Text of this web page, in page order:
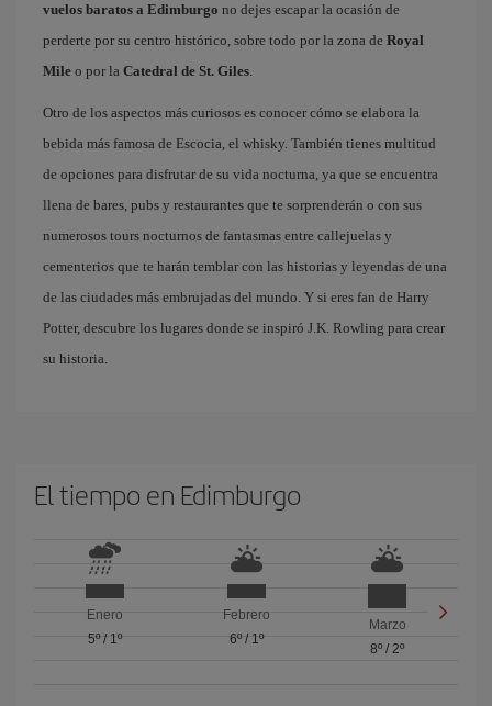
vuelos baratos a Edimburgo no dejes escapar la ocasión de
perderte por su centro histórico, sobre todo por la zona de Royal
Mile o por la Catedral de St. Giles.
Otro de los aspectos más curiosos es conocer cómo se elabora la
bebida más famosa de Escocia, el whisky. También tienes multitud
de opciones para disfrutar de su vida nocturna, ya que se encuentra
llena de bares, pubs y restaurantes que te sorprenderán o con sus
numerosos tours nocturnos de fantasmas entre callejuelas y
cementerios que te harán temblar con las historias y leyendas de una
de las ciudades más embrujadas del mundo. Y si eres fan de Harry
Potter, descubre los lugares donde se inspiró J.K. Rowling para crear
su historia.
El tiempo en Edimburgo
Enero
5º/ 1º
Febrero
6º/ 1º
Marzo
8º /2º